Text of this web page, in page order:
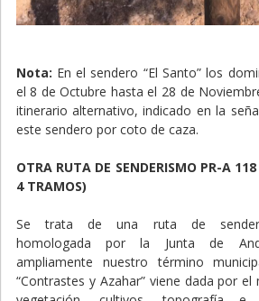
Nota: En el sendero “El Santo” los
el 8 de Octubre hasta el 28 de
itinerario alternativo, indicado en la
este sendero por coto de caza.
OTRA RUTA DE SENDERISMO PR-A
4 TRAMOS)
Se trata de una ruta de
homologada por la Junta de
ampliamente nuestro término
“Contrastes y Azahar” viene dada por